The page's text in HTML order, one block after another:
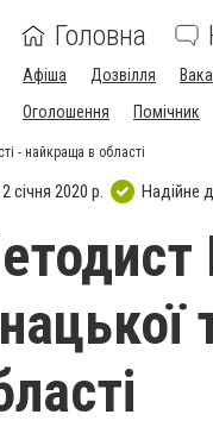
Головна
Афіша Дозвілля
Оголошення
Помічник
- найкраща в області
січня 2020 р. Надійне